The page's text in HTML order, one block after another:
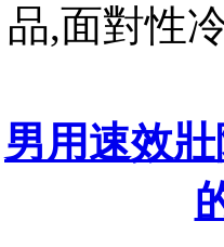
品,面對性
男用速效